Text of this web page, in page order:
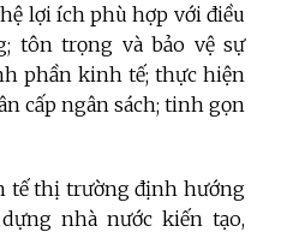
lợi ích phù hợp với điều
tôn trọng và bảo vệ sự
phần kinh tế; thực hiện
cấp ngân sách; tinh gọn
tế thị trường định hướng
nhà nước kiến tạo,